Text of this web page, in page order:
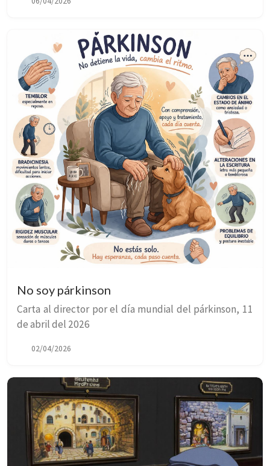
No soy párkinson
Carta al director por el día mundial del párkinson, 11
de abril del 2026
02/04/2026